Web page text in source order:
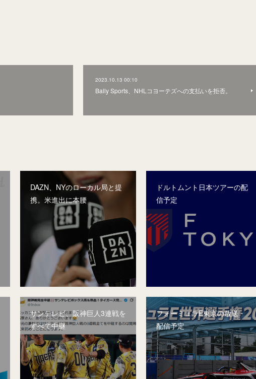
2023.10.13 00:10
Bally Sports、NHLコヨーテズへの支払いを拒否。
DAZN、NYのローカル局と提
携。米進出に本腰
ドルトムント日本ツアーの配
信予定
サンテレビ、阪神巨人3連戦を
すべて中継
フォーミュラE東京の放送・
配信予定